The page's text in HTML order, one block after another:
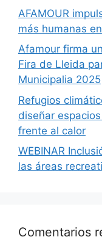
AFAMOUR
más humanas
Afamour firma
Fira de Lleida
Municipalia 2025
Refugios
diseñar
frente al calor
WEBINAR
las áreas
Comentarios